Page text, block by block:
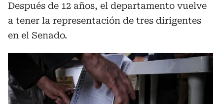
Después de 12 años, el departamento vuelve
a tener la representación de tres dirigentes
en el Senado.